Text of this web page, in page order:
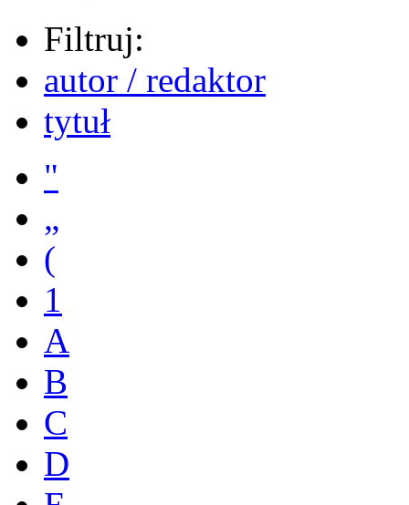
Filtruj:
autor / redaktor
tytuł
"
„
(
1
A
B
C
D